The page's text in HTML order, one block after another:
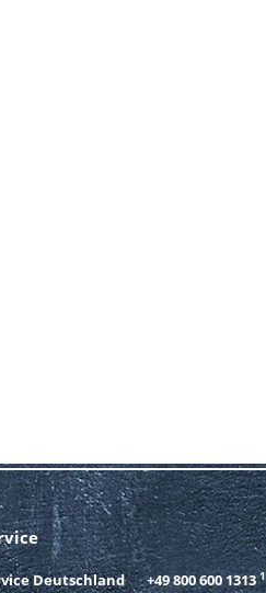
Deutschland +49 800 600 1313 1